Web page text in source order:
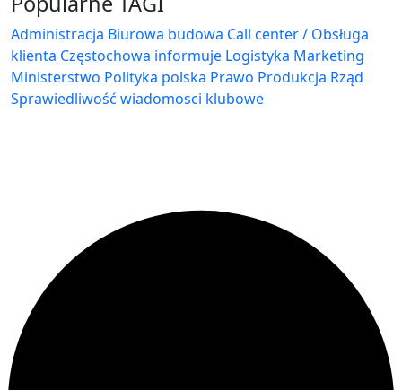
Administracja Biurowa budowa Call center / Obsługa
klienta Częstochowa informuje Logistyka Marketing
Ministerstwo Polityka polska Prawo Produkcja Rząd
Sprawiedliwość wiadomosci klubowe